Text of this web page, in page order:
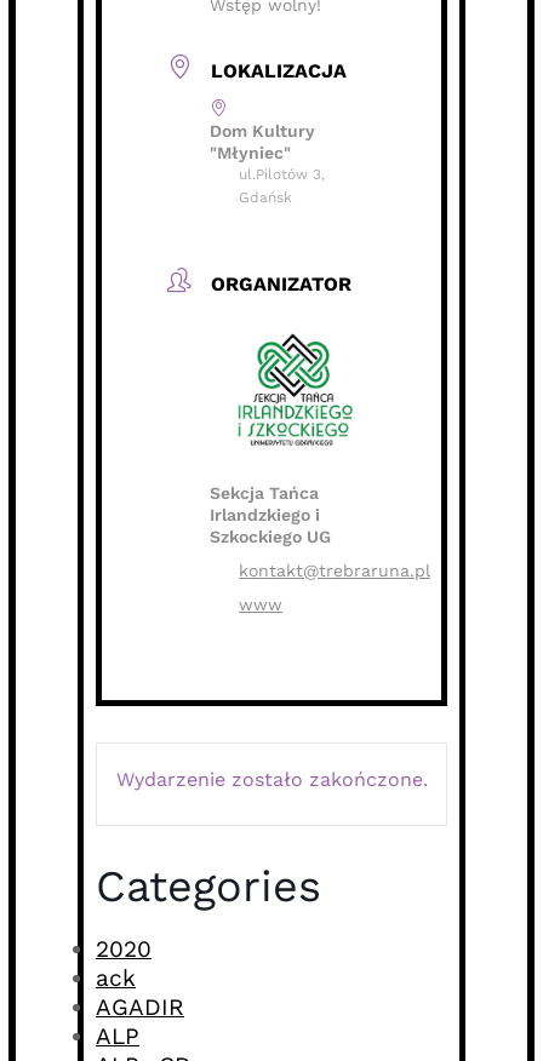
Wstęp wolny!
LOKALIZACJA
Dom Kultury
"Młyniec"
ul.Pilotów 3,
Gdańsk
ORGANIZATOR
Sekcja Tańca
Irlandzkiego i
Szkockiego UG
kontakt@trebraruna.pl
www
Wydarzenie zostało zakończone.
Categories
2020
ack
AGADIR
ALP